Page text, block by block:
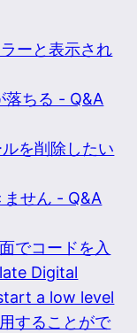
ーと表示され
落ちる - Q&A
を削除したい
ません - Q&A
でコードを入
Digital
a low level
することがで